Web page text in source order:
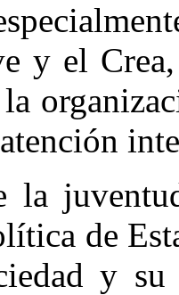
y el
la
de
y